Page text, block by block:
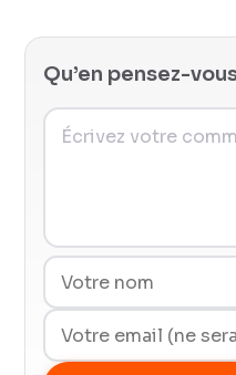
Qu’en pensez-